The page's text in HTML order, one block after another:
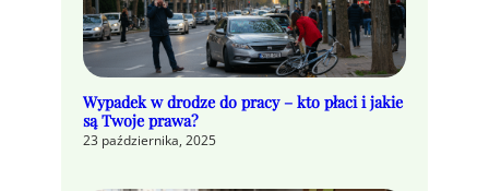
Wypadek w drodze do pracy – kto płaci i jakie
są Twoje prawa?
23 października, 2025